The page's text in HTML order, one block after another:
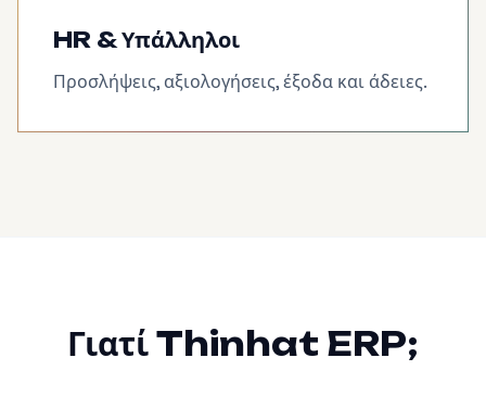
HR & Υπάλληλοι
Προσλήψεις, αξιολογήσεις, έξοδα και άδειες.
Γιατί Thinhat ERP;